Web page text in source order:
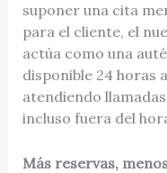
suponer una cita
para el cliente, el
actúa como una
disponible 24 horas
atendiendo
incluso fuera del
Más reservas,